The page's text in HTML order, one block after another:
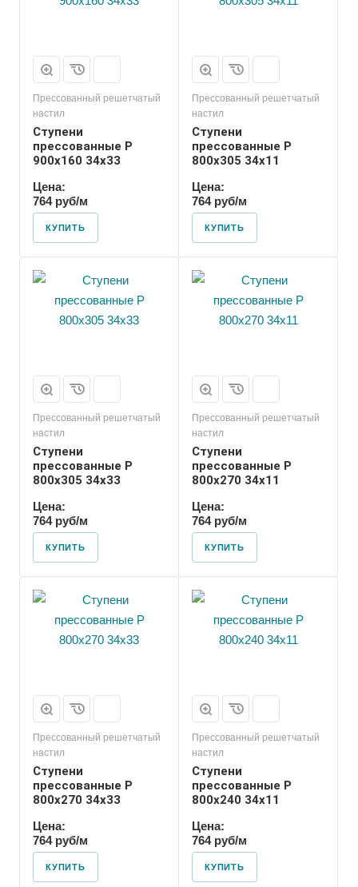
Прессованный решетчатый
настил
Ступени
прессованные P
900х160 34х33
Цена:
764 руб/м
КУПИТЬ
Прессованный решетчатый
настил
Ступени
прессованные P
800х305 34х11
Цена:
764 руб/м
КУПИТЬ
Прессованный решетчатый
настил
Ступени
прессованные P
800х305 34х33
Цена:
764 руб/м
КУПИТЬ
Прессованный решетчатый
настил
Ступени
прессованные P
800х270 34х11
Цена:
764 руб/м
КУПИТЬ
Прессованный решетчатый
настил
Ступени
прессованные P
800х270 34х33
Цена:
764 руб/м
КУПИТЬ
Прессованный решетчатый
настил
Ступени
прессованные P
800х240 34х11
Цена:
764 руб/м
КУПИТЬ